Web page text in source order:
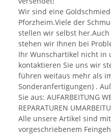
Wir sind eine
Pforzheim.Viele der
stellen wir selbst
stehen wir Ihnen bei
Ihr Wunschartikel nicht in
kontaktieren Sie uns wir
führen weitaus mehr als
Sonderanfertigungen) .
Sie aus: AUFARBEITUNG
REPARATUREN
Alle unsere Artikel sind
vorgeschriebenem